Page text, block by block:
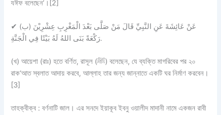
যঈফ বলেছেন’।[2]
✔ (ب) عَنْ عَائِشَةَ عَنِ النَّبِيِّ قَالَ مَنْ صَلَّى بَعْدَ الْمَغْرِبِ عِشْرِيْنَ
رَكْعَةً بَنَى اللهُ لَهُ بَيْتًا فِي الْجَنَّةِ.
(খ) আয়েশা (রাঃ) হতে বর্ণিত, রাসূল (ﷺ) বলেছেন, যে ব্যক্তি মাগরিবের পর ২০
রাক‘আত স্বলাত আদায় করবে, আল্লাহ তার জন্য জান্নাতে একটি ঘর নির্মাণ করবেন।
[3]
তাহক্বীক্ব :বর্ণনাটিজাল। এর সনদে ইয়াকূব ইবনু ওয়ালীদ মাদানী নামে একজন রাবী